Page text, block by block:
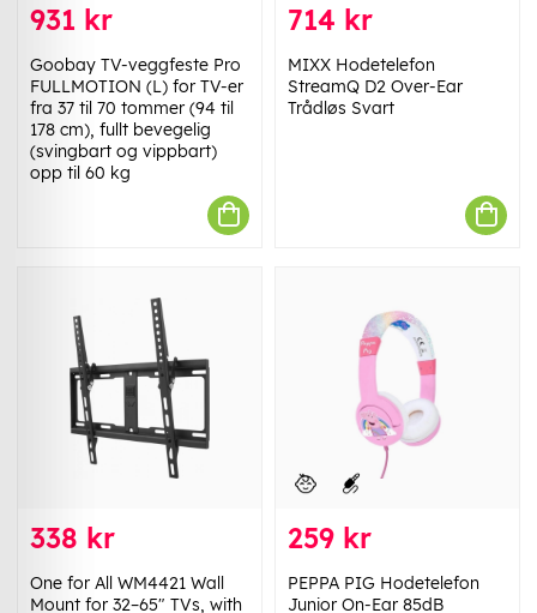
931 kr
Goobay TV-veggfeste Pro
FULLMOTION (L) for TV-er
fra 37 til 70 tommer (94 til
178 cm), fullt bevegelig
(svingbart og vippbart)
opp til 60 kg
714 kr
MIXX Hodetelefon
StreamQ D2 Over-Ear
Trådløs Svart
338 kr
One for All WM4421 Wall
Mount for 32–65" TVs, with
259 kr
PEPPA PIG Hodetelefon
Junior On-Ear 85dB